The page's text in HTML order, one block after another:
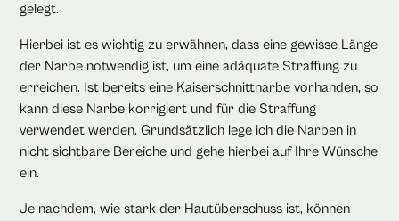
gelegt.
Hierbei ist es wichtig zu erwähnen, dass eine gewisse Länge
der Narbe notwendig ist, um eine adäquate Straffung zu
erreichen. Ist bereits eine Kaiserschnittnarbe vorhanden, so
kann diese Narbe korrigiert und für die Straffung
verwendet werden. Grundsätzlich lege ich die Narben in
nicht sichtbare Bereiche und gehe hierbei auf Ihre Wünsche
ein.
Je nachdem, wie stark der Hautüberschuss ist, können